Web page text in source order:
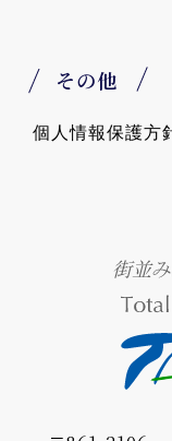
その他
個人情報保護方